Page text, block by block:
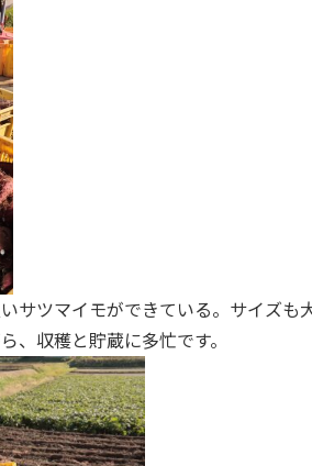
サツマイモができている。サイズも
、収穫と貯蔵に多忙です。